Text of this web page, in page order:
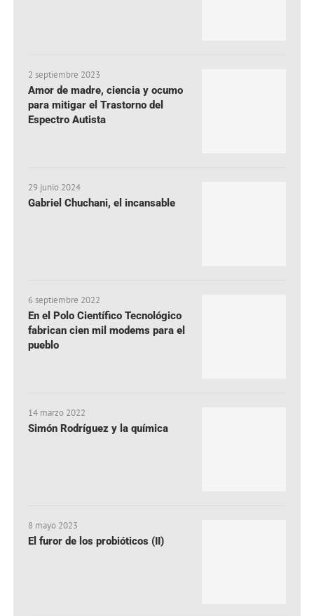
2 septiembre 2023
Amor de madre, ciencia y ocumo
para mitigar el Trastorno del
Espectro Autista
29 junio 2024
Gabriel Chuchani, el incansable
6 septiembre 2022
En el Polo Científico Tecnológico
fabrican cien mil modems para el
pueblo
14 marzo 2022
Simón Rodríguez y la química
8 mayo 2023
El furor de los probióticos (II)